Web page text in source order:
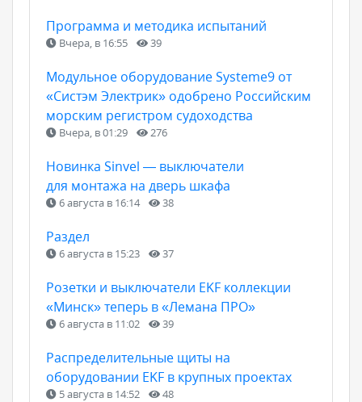
Программа и методика испытаний
Вчера, в 16:55 39
Модульное оборудование Systeme9 от
«Систэм Электрик» одобрено Российским
морским регистром судоходства
Вчера, в 01:29 276
Новинка Sinvel — выключатели
для монтажа на дверь шкафа
6 августа в 16:14 38
Раздел
6 августа в 15:23 37
Розетки и выключатели EKF коллекции
«Минск» теперь в «Лемана ПРО»
6 августа в 11:02 39
Распределительные щиты на
оборудовании EKF в крупных проектах
5 августа в 14:52 48